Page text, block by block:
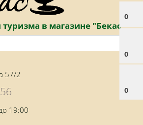
0
0
0
туризма в магазине "Бекас"
57/2
19:00